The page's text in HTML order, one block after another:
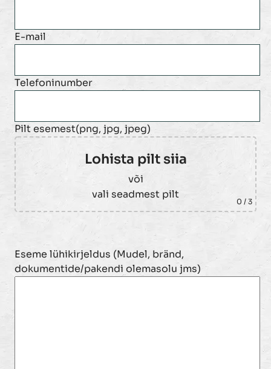
E-mail
Telefoninumber
Pilt esemest(png, jpg, jpeg)
Lohista pilt siia
või
vali seadmest pilt
0 / 3
Eseme lühikirjeldus (Mudel, bränd,
dokumentide/pakendi olemasolu jms)